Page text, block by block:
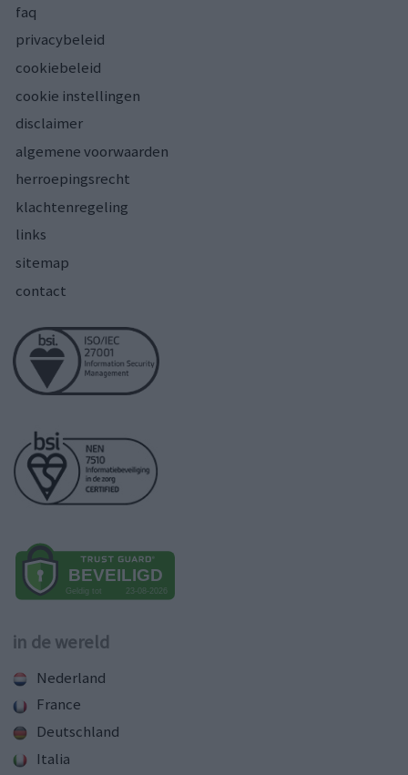
faq
privacybeleid
cookiebeleid
cookie instellingen
disclaimer
algemene voorwaarden
herroepingsrecht
klachtenregeling
links
sitemap
contact
in de wereld
Nederland
France
Deutschland
Italia